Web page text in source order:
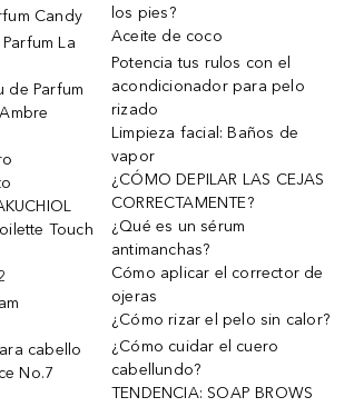
Candy
La
de Parfum
Touch
cabello
No.7
los pies?
Aceite de coco
Potencia tus rulos con el
acondicionador para pelo
rizado
Limpieza facial: Baños de
vapor
¿CÓMO DEPILAR LAS CEJAS
CORRECTAMENTE?
¿Qué es un sérum
antimanchas?
Cómo aplicar el corrector de
ojeras
¿Cómo rizar el pelo sin calor?
¿Cómo cuidar el cuero
cabellundo?
TENDENCIA: SOAP BROWS